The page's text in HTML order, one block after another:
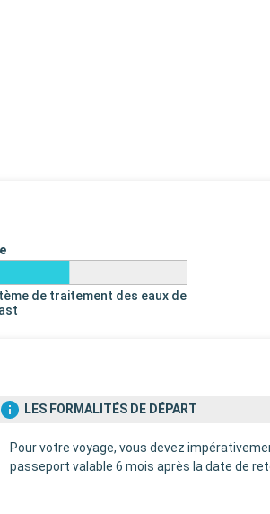
de traitement des eaux de
LES FORMALITÉS DE DÉPART
Pour votre voyage, vous devez
passeport valable 6 mois après la date de